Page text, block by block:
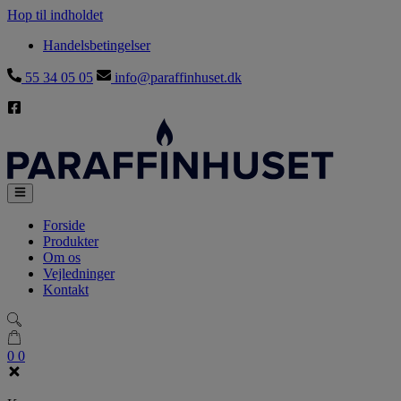
Hop til indholdet
Handelsbetingelser
55 34 05 05 info@paraffinhuset.dk
Forside
Produkter
Om os
Vejledninger
Kontakt
0 0